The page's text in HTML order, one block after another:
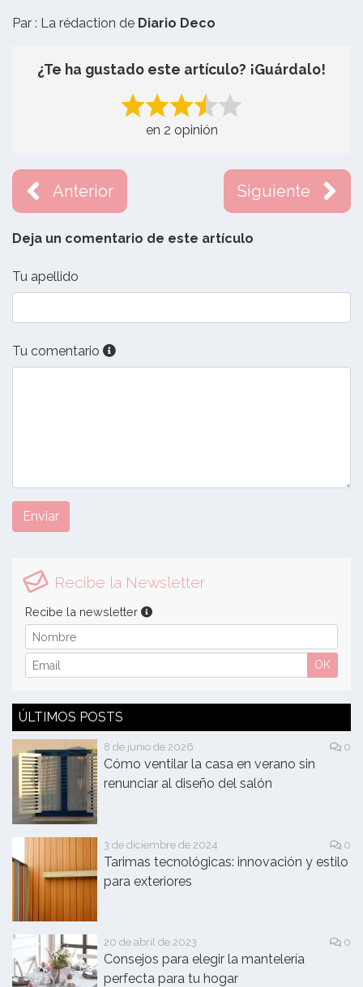
Par : La rédaction de Diario Deco
¿Te ha gustado este artículo? ¡Guárdalo!
en 2 opinión
Anterior Siguiente
Deja un comentario de este artículo
Tu apellido
Tu comentario
Enviar
Recibe la Newsletter
Recibe la newsletter
OK
ÚLTIMOS POSTS
8 de junio de 2026 0
Cómo ventilar la casa en verano sin
renunciar al diseño del salón
3 de diciembre de 2024 0
Tarimas tecnológicas: innovación y estilo
para exteriores
20 de abril de 2023 0
Consejos para elegir la mantelería
perfecta para tu hogar